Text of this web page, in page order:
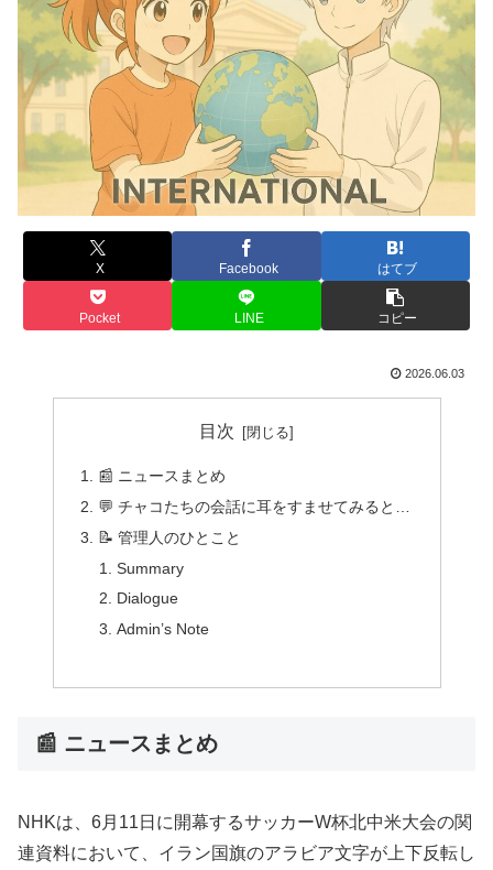
X Facebook はてブ
Pocket LINE コピー
2026.06.03
目次
📰 ニュースまとめ
💬 チャコたちの会話に耳をすませてみると…
📝 管理人のひとこと
Summary
Dialogue
Admin’s Note
📰 ニュースまとめ
NHKは、6月11日に開幕するサッカーW杯北中米大会の関
連資料において、イラン国旗のアラビア文字が上下反転し